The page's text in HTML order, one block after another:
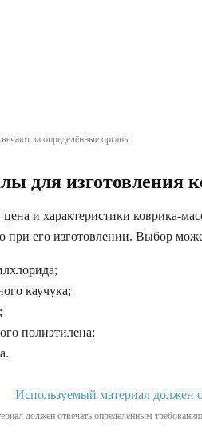
за определённые органы
для изготовления
и характеристики коврика-
при его изготовлении. Выбор
каучука;
полиэтилена;
должен отвечать определённым